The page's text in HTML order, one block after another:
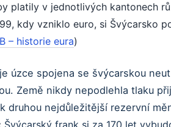
platily v jednotlivých kantonech
kdy vzniklo euro, si Švýcarsko
– historie eura)
úzce spojena se švýcarskou
Země nikdy nepodlehla tlaku
druhou nejdůležitější rezervní
Švýcarský frank si za 170 let